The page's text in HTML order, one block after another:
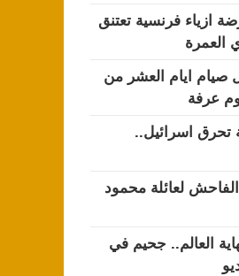
ازياء فرنسية تعتنق
العمرة
صيام ايام العشر من
عرفة
تحرق اسرائيل..
الفاحش لعائلة محمود
العالم.. جحيم في